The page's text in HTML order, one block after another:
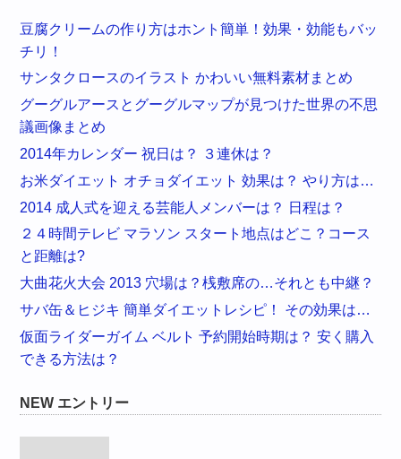
豆腐クリームの作り方はホント簡単！効果・効能もバッ
チリ！
サンタクロースのイラスト かわいい無料素材まとめ
グーグルアースとグーグルマップが見つけた世界の不思
議画像まとめ
2014年カレンダー 祝日は？ ３連休は？
お米ダイエット オチョダイエット 効果は？ やり方は…
2014 成人式を迎える芸能人メンバーは？ 日程は？
２４時間テレビ マラソン スタート地点はどこ？コース
と距離は?
大曲花火大会 2013 穴場は？桟敷席の…それとも中継？
サバ缶＆ヒジキ 簡単ダイエットレシピ！ その効果は…
仮面ライダーガイム ベルト 予約開始時期は？ 安く購入
できる方法は？
NEW エントリー